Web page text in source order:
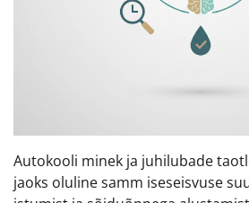
Autokooli minek ja juhilubade
jaoks oluline samm iseseisvuse